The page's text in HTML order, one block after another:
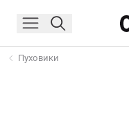
Пуховики